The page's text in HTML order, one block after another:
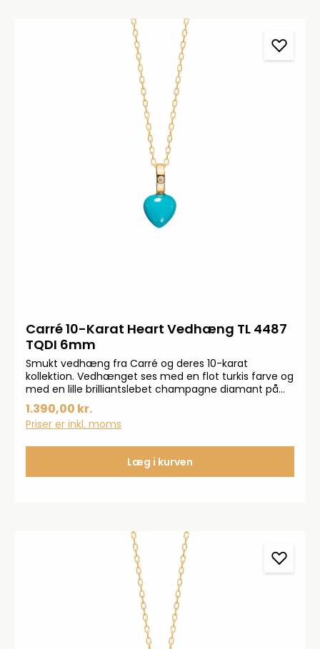
Carré 10-Karat Heart Vedhæng TL 4487
TQDI 6mm
Smukt vedhæng fra Carré og deres 10-karat
kollektion. Vedhænget ses med en flot turkis farve og
med en lille brilliantslebet champagne diamant på
0,005 carat. Vedhænget er sat med en hjerteformet
turkis.
1.390,00 kr.
Priser er inkl. moms
Læg i kurven